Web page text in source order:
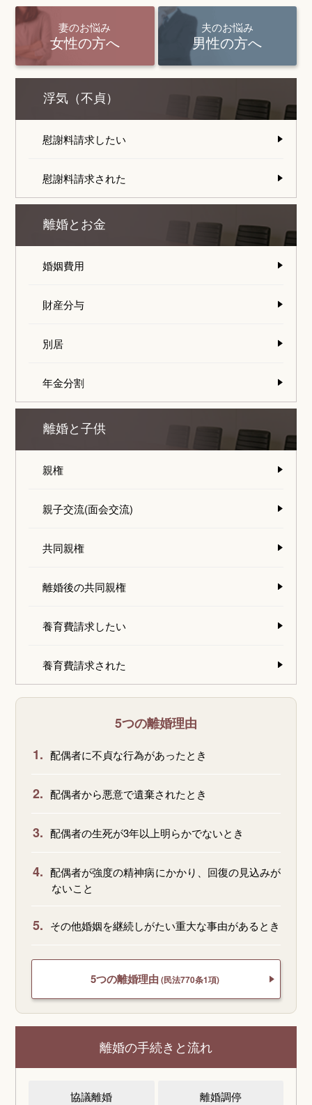
妻のお悩み
女性の方へ
夫のお悩み
男性の方へ
浮気（不貞）
慰謝料請求したい
慰謝料請求された
離婚とお金
婚姻費用
財産分与
別居
年金分割
離婚と子供
親権
親子交流(面会交流)
共同親権
離婚後の共同親権
養育費請求したい
養育費請求された
5つの離婚理由
1. 配偶者に不貞な行為があったとき
2. 配偶者から悪意で遺棄されたとき
3. 配偶者の生死が3年以上明らかでないとき
4. 配偶者が強度の精神病にかかり、回復の見込みが
ないこと
5. その他婚姻を継続しがたい重大な事由があるとき
5つの離婚理由 (民法770条1項)
離婚の手続きと流れ
協議離婚 離婚調停